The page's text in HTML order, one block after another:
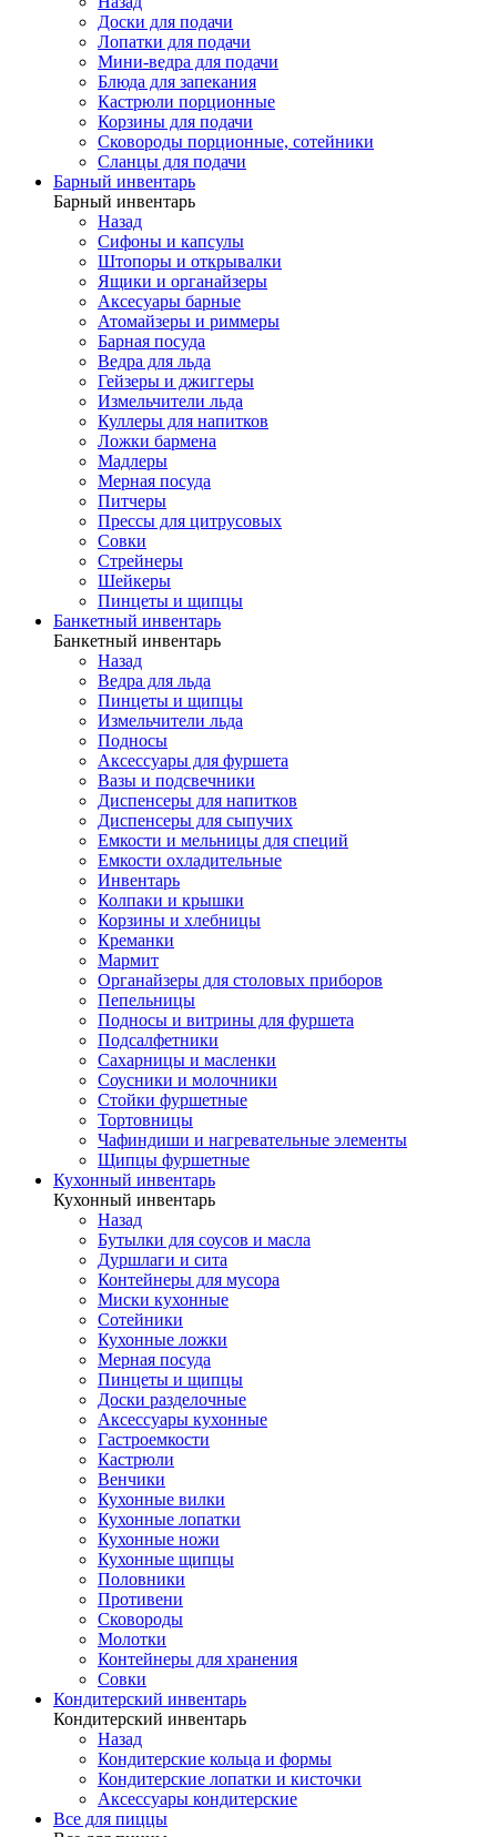
Доски для подачи
Лопатки для подачи
Мини-ведра для подачи
Блюда для запекания
Кастрюли порционные
Корзины для подачи
Сковороды порционные, сотейники
Сланцы для подачи
Барный инвентарь
Барный инвентарь
Назад
Сифоны и капсулы
Штопоры и открывалки
Ящики и органайзеры
Аксесуары барные
Атомайзеры и риммеры
Барная посуда
Ведра для льда
Гейзеры и джиггеры
Измельчители льда
Куллеры для напитков
Ложки бармена
Мадлеры
Мерная посуда
Питчеры
Прессы для цитрусовых
Совки
Стрейнеры
Шейкеры
Пинцеты и щипцы
Банкетный инвентарь
Банкетный инвентарь
Назад
Ведра для льда
Пинцеты и щипцы
Измельчители льда
Подносы
Аксессуары для фуршета
Вазы и подсвечники
Диспенсеры для напитков
Диспенсеры для сыпучих
Емкости и мельницы для специй
Емкости охладительные
Инвентарь
Колпаки и крышки
Корзины и хлебницы
Креманки
Мармит
Органайзеры для столовых приборов
Пепельницы
Подносы и витрины для фуршета
Подсалфетники
Сахарницы и масленки
Соусники и молочники
Стойки фуршетные
Тортовницы
Чафиндиши и нагревательные элементы
Щипцы фуршетные
Кухонный инвентарь
Кухонный инвентарь
Назад
Бутылки для соусов и масла
Дуршлаги и сита
Контейнеры для мусора
Миски кухонные
Сотейники
Кухонные ложки
Мерная посуда
Пинцеты и щипцы
Доски разделочные
Аксессуары кухонные
Гастроемкости
Кастрюли
Венчики
Кухонные вилки
Кухонные лопатки
Кухонные ножи
Кухонные щипцы
Половники
Противени
Сковороды
Молотки
Контейнеры для хранения
Совки
Кондитерский инвентарь
Кондитерский инвентарь
Назад
Кондитерские кольца и формы
Кондитерские лопатки и кисточки
Аксессуары кондитерские
Все для пиццы